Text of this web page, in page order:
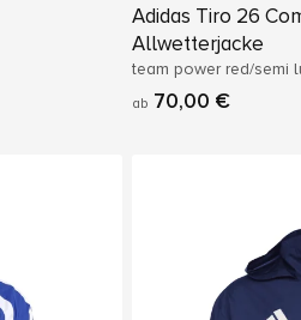
Adidas Tiro 26
Allwetterjacke
team power red/semi
ab 70,00 €